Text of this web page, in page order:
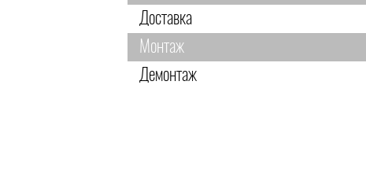
Доставка
Монтаж
Демонтаж